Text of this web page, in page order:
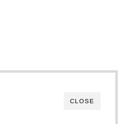
CLOSE